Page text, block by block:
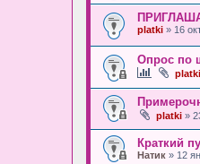
platki » 16
Опрос по
platki
platki »
Краткий
Натик » 12